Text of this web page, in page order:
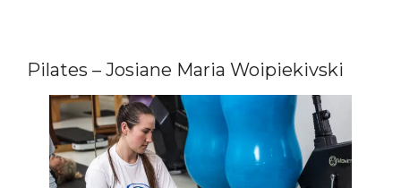
Pilates – Josiane Maria Woipiekivski